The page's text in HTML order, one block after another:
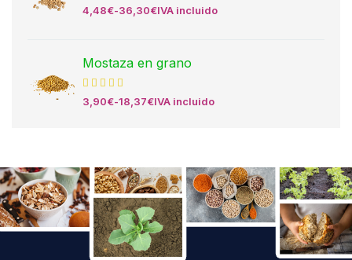
4,48€-36,30€IVA incluido
Mostaza en grano
3,90€-18,37€IVA incluido